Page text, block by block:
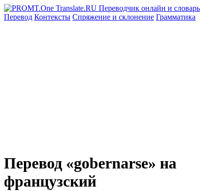
Перевод Контексты Спряжение и склонение Грамматика
Перевод «gobernarse» на
французский